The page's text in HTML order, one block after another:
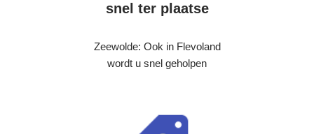
snel ter plaatse
Zeewolde: Ook in Flevoland
wordt u snel geholpen